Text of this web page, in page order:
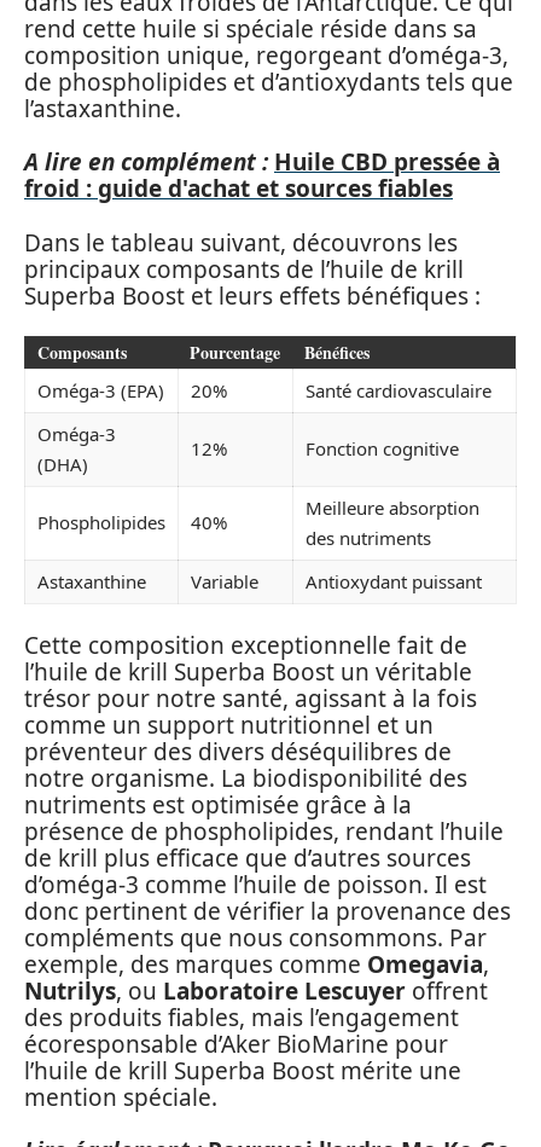
rend cette huile si spéciale réside dans sa
composition unique, regorgeant d’oméga-3,
de phospholipides et d’antioxydants tels que
l’astaxanthine.
A lire en complément : Huile CBD pressée à
froid : guide d'achat et sources fiables
Dans le tableau suivant, découvrons les
principaux composants de l’huile de krill
Superba Boost et leurs effets bénéfiques :
Composants Pourcentage Bénéfices
Oméga-3 (EPA) 20%
Santé cardiovasculaire
Oméga-3
(DHA)
12% Fonction cognitive
Phospholipides 40%
Meilleure absorption
des nutriments
Astaxanthine
Variable Antioxydant puissant
Cette composition exceptionnelle fait de
l’huile de krill Superba Boost un véritable
trésor pour notre santé, agissant à la fois
comme un support nutritionnel et un
préventeur des divers déséquilibres de
notre organisme. La biodisponibilité des
nutriments est optimisée grâce à la
présence de phospholipides, rendant l’huile
de krill plus efficace que d’autres sources
d’oméga-3 comme l’huile de poisson. Il est
donc pertinent de vérifier la provenance des
compléments que nous consommons. Par
exemple, des marques comme Omegavia,
Nutrilys, ou Laboratoire Lescuyer offrent
des produits fiables, mais l’engagement
écoresponsable d’Aker BioMarine pour
l’huile de krill Superba Boost mérite une
mention spéciale.